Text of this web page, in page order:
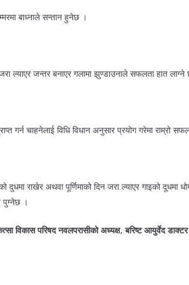
बाध्नाले सन्तान हुनेछ ।
ल्याएर जन्तर बनाएर गलामा झुण्डाउनाले सफलता हात
गर्न चाहनेलाई विधि विधान अनुसार प्रयोग गरेमा राम्रो
दुधमा राखेर अथवा पूर्णिमाको दिन जरा ल्याएर गाइको दूधमा
पुग्नेछ ।
विकास परिषद नवलपरासीको अध्यक्ष, बरिष्ट आयुर्वेद